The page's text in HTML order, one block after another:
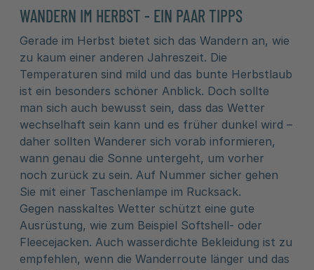
WANDERN IM HERBST - EIN PAAR TIPPS
Gerade im Herbst bietet sich das Wandern an, wie
zu kaum einer anderen Jahreszeit. Die
Temperaturen sind mild und das bunte Herbstlaub
ist ein besonders schöner Anblick. Doch sollte
man sich auch bewusst sein, dass das Wetter
wechselhaft sein kann und es früher dunkel wird –
daher sollten Wanderer sich vorab informieren,
wann genau die Sonne untergeht, um vorher
noch zurück zu sein. Auf Nummer sicher gehen
Sie mit einer Taschenlampe im Rucksack.
Gegen nasskaltes Wetter schützt eine gute
Ausrüstung, wie zum Beispiel Softshell- oder
Fleecejacken. Auch wasserdichte Bekleidung ist zu
empfehlen, wenn die Wanderroute länger und das